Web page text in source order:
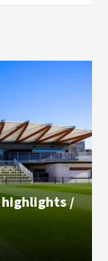
highlights /